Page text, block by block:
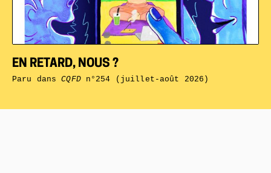
EN RETARD, NOUS ?
Paru dansCQFDn°254 (juillet-août 2026)